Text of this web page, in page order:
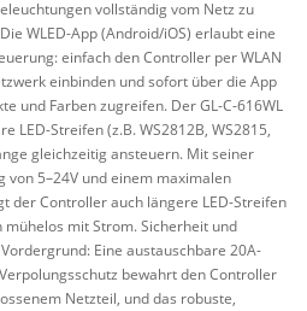
vollständig vom Netz zu
WLED-App (Android/iOS) erlaubt eine
einfach den Controller per WLAN
einbinden und sofort über die App
und Farben zugreifen. Der GL-C-616WL
LED-Streifen (z.B. WS2812B, WS2815,
gleichzeitig ansteuern. Mit seiner
von 5–24V und einem maximalen
der Controller auch längere LED-Streifen
mit Strom. Sicherheit und
Eine austauschbare 20A-
bewahrt den Controller
Netzteil, und das robuste,